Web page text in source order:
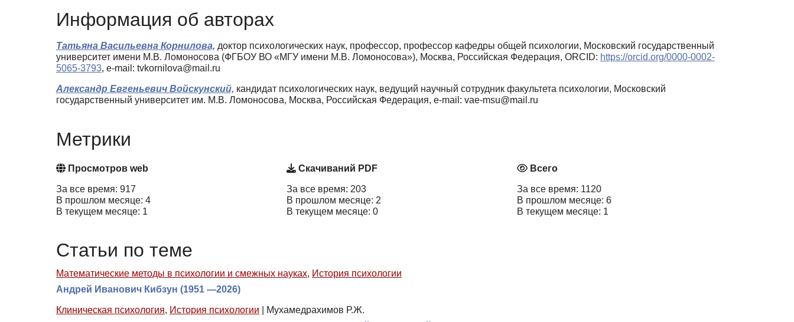
Информация об авторах
Татьяна Васильевна Корнилова, доктор психологических наук, профессор, профессор кафедры общей психологии, Московский государственный
университет имени М.В. Ломоносова (ФГБОУ ВО «МГУ имени М.В. Ломоносова»), Москва, Российская Федерация, ORCID: https://orcid.org/0000-0002-
5065-3793, e-mail: tvkornilova@mail.ru
Александр Евгеньевич Войскунский, кандидат психологических наук, ведущий научный сотрудник факультета психологии, Московский
государственный университет им. М.В. Ломоносова, Москва, Российская Федерация, e-mail: vae-msu@mail.ru
Метрики
Просмотров web
За все время: 917
В прошлом месяце: 4
В текущем месяце: 1
Скачиваний PDF
За все время: 203
В прошлом месяце: 2
В текущем месяце: 0
Всего
За все время: 1120
В прошлом месяце: 6
В текущем месяце: 1
Статьи по теме
Математические методы в психологии и смежных науках, История психологии
Андрей Иванович Кибзун (1951 —2026)
Клиническая психология, История психологии
Мухамедрахимов Р.Ж.